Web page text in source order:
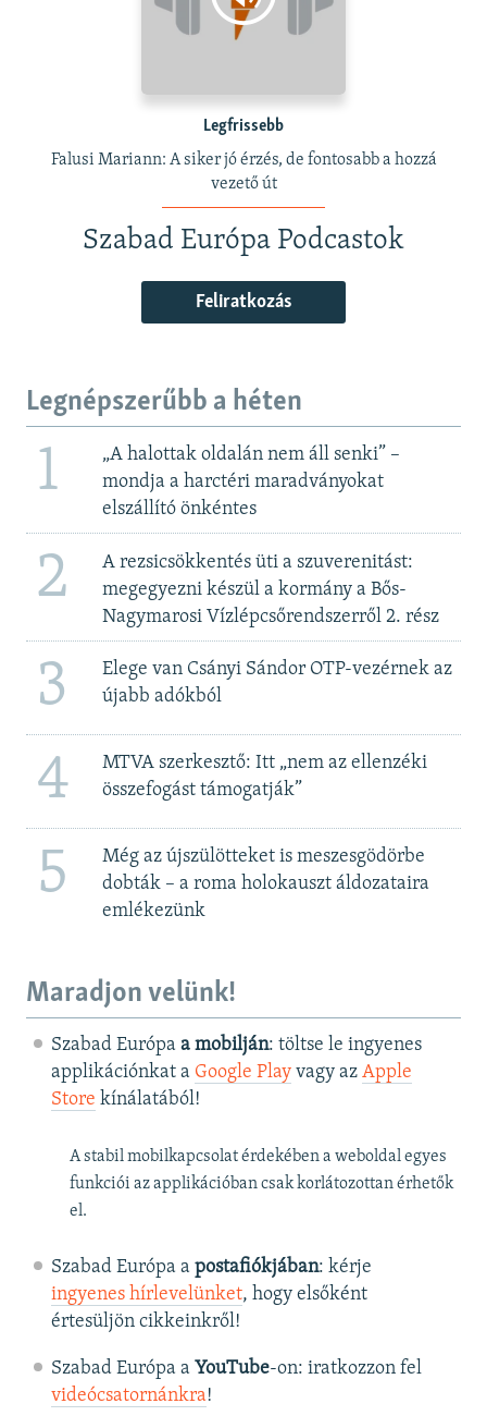
Legfrissebb
Falusi Mariann: A siker jó érzés, de fontosabb a hozzá
vezető út
Szabad Európa Podcastok
Feliratkozás
Legnépszerűbb a héten
1
„A halottak oldalán nem áll senki” –
mondja a harctéri maradványokat
elszállító önkéntes
2
A rezsicsökkentés üti a szuverenitást:
megegyezni készül a kormány a Bős-
Nagymarosi Vízlépcsőrendszerről 2. rész
3
Elege van Csányi Sándor OTP-vezérnek az
újabb adókból
4
MTVA szerkesztő: Itt „nem az ellenzéki
összefogást támogatják”
5
Még az újszülötteket is meszesgödörbe
dobták – a roma holokauszt áldozataira
emlékezünk
Maradjon velünk!
Szabad Európa a mobilján: töltse le ingyenes
applikációnkat a Google Playvagy az Apple
Store kínálatából!
A stabil mobilkapcsolat érdekében a weboldal egyes
funkciói az applikációban csak korlátozottan érhetők
el.
Szabad Európa a postafiókjában: kérje
ingyenes hírlevelünket, hogy elsőként
értesüljön cikkeinkről!
Szabad Európa a YouTube-on: iratkozzon fel
videócsatornánkra!